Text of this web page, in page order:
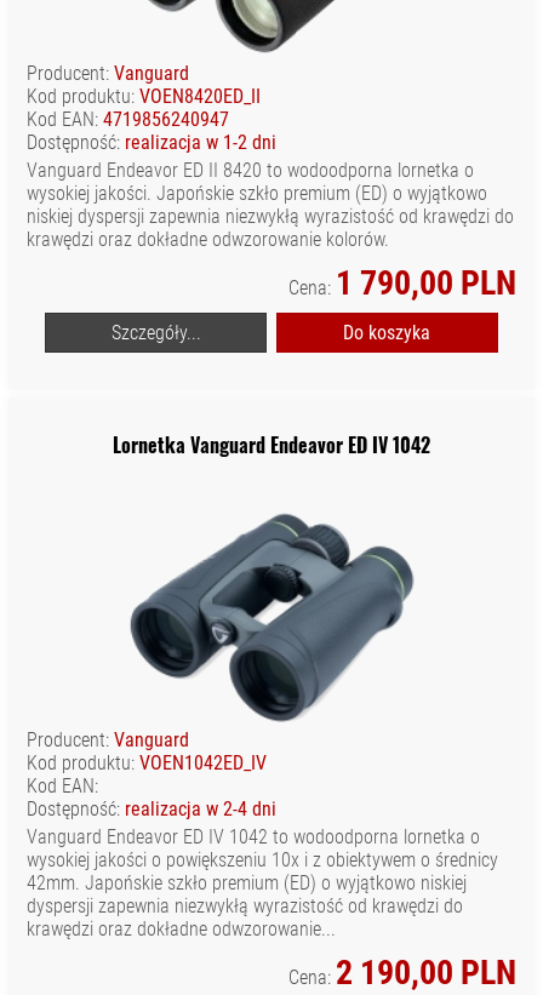
Producent: Vanguard
Kod produktu: VOEN8420ED_II
Kod EAN: 4719856240947
Dostępność: realizacja w 1-2 dni
Vanguard Endeavor ED II 8420 to wodoodporna lornetka o
wysokiej jakości. Japońskie szkło premium (ED) o wyjątkowo
niskiej dyspersji zapewnia niezwykłą wyrazistość od krawędzi do
krawędzi oraz dokładne odwzorowanie kolorów.
Cena: 1 790,00 PLN
Szczegóły... Do koszyka
Lornetka Vanguard Endeavor ED IV 1042
Producent: Vanguard
Kod produktu: VOEN1042ED_IV
Kod EAN:
Dostępność: realizacja w 2-4 dni
Vanguard Endeavor ED IV 1042 to wodoodporna lornetka o
wysokiej jakości o powiększeniu 10x i z obiektywem o średnicy
42mm. Japońskie szkło premium (ED) o wyjątkowo niskiej
dyspersji zapewnia niezwykłą wyrazistość od krawędzi do
krawędzi oraz dokładne odwzorowanie...
Cena: 2 190,00 PLN